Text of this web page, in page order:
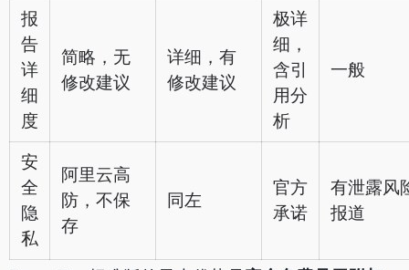
报
告
详
细
度
简略，无
修改建议
详细，有
修改建议
极详
细，
含引
用分
析
一般
安
全
隐
私
阿里云高
防，不保
存
同左
官方
承诺
有泄露风
报道